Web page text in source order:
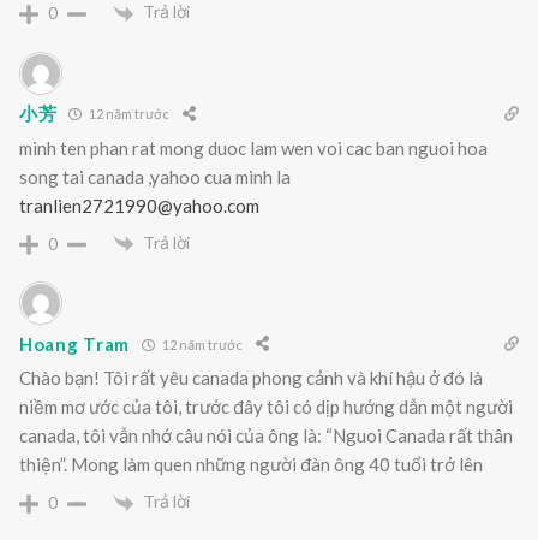
0 Trả lời
小芳 12 năm trước
minh ten phan rat mong duoc lam wen voi cac ban nguoi hoa
song tai canada ,yahoo cua minh la
tranlien2721990@yahoo.com
0 Trả lời
Hoang Tram 12 năm trước
Chào bạn! Tôi rất yêu canada phong cảnh và khí hậu ở đó là
niềm mơ ước của tôi, trước đây tôi có dịp hướng dẫn một người
canada, tôi vẫn nhớ câu nói của ông là: “Nguoi Canada rất thân
thiện”. Mong làm quen những người đàn ông 40 tuổi trở lên
0 Trả lời